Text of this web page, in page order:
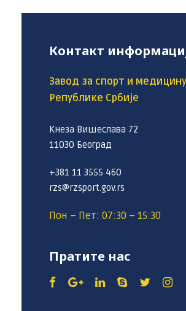
Контакт
Завод за спорт и
Републике Србије
Кнеза Вишеслава 72
11030 Београд
+381 11 3555 460
rzs@rzsport.gov.rs
Пон – Пет: 07:30 – 15:30
Пратите нас